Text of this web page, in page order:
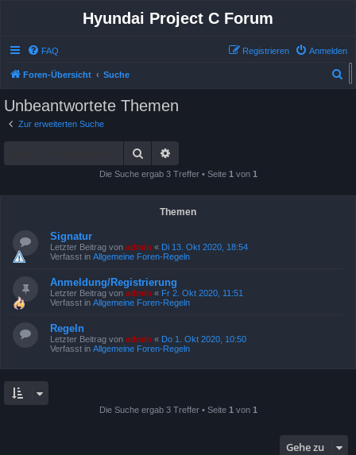
Hyundai Project C Forum
FAQ Anmelden
Registrieren
Foren-Übersicht
Suche
Unbeantwortete Themen
Zur erweiterten Suche
Suche
Die Suche ergab 3 Treffer • Seite 1 von 1
Themen
Signatur
Letzter Beitrag von admin « Di 13. Okt 2020, 18:54
Verfasst in Allgemeine Foren-Regeln
Anmeldung/Registrierung
Letzter Beitrag von admin « Fr 2. Okt 2020, 11:51
Verfasst in Allgemeine Foren-Regeln
Regeln
Letzter Beitrag von admin « Do 1. Okt 2020, 10:50
Verfasst in Allgemeine Foren-Regeln
Die Suche ergab 3 Treffer • Seite 1 von 1
Gehe zu